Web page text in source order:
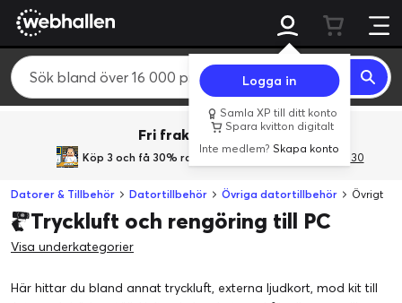
Logga in
Samla XP till ditt konto
Spara kvitton digitalt
Inte medlem?Skapa konto
Fri frakt över 800 kr.
Köp 3 och få 30% rabatt med rabattkoden 3Gives30
Datorer & Tillbehör Datortillbehör Övriga datortillbehör Övrigt
Tryckluft och rengöring till PC
Visa underkategorier
Här hittar du bland annat tryckluft, externa ljudkort, mod kit till